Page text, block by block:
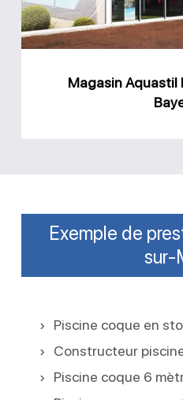
Magasin Aquastil
Exemple de
sur-
Piscine coque en
Constructeur
Piscine coque 6